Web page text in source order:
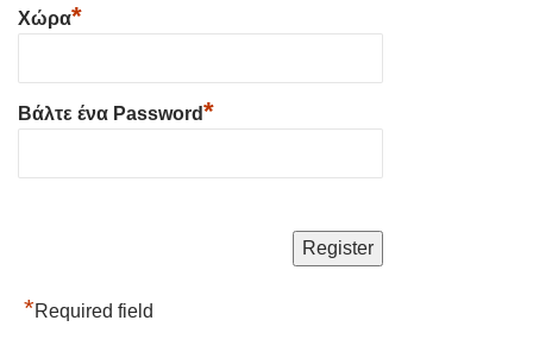
Χώρα*
Βάλτε ένα Password*
*Required field